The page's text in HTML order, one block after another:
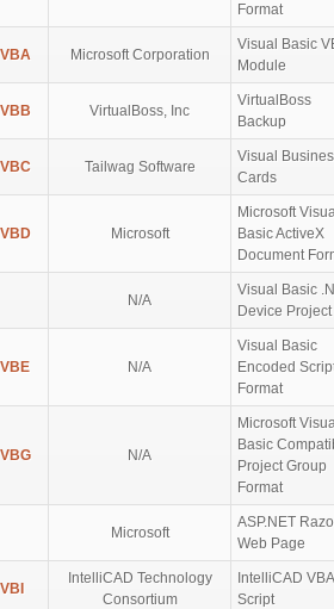
Format
VBA Microsoft Corporation
Visual Basic
Module
VBB VirtualBoss, Inc
VirtualBoss
Backup
VBC Tailwag Software
Visual
Cards
VBD Microsoft
Microsoft
Basic ActiveX
Document
N/A
Visual Basic
Device Project
VBE N/A
Visual Basic
Encoded
Format
VBG N/A
Microsoft
Basic
Project Group
Format
Microsoft
ASP.NET
Web Page
VBI
IntelliCAD Technology
Consortium
IntelliCAD VBA
Script